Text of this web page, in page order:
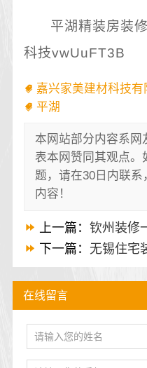
平湖精装房装
科技vwUuFT3B
嘉兴家美建材科技有
平湖
本网站部分内容系网
表本网赞同其观点。
题，请在30日内联
内容！
上一篇： 钦州装修
下一篇： 无锡住宅装饰
在线留言